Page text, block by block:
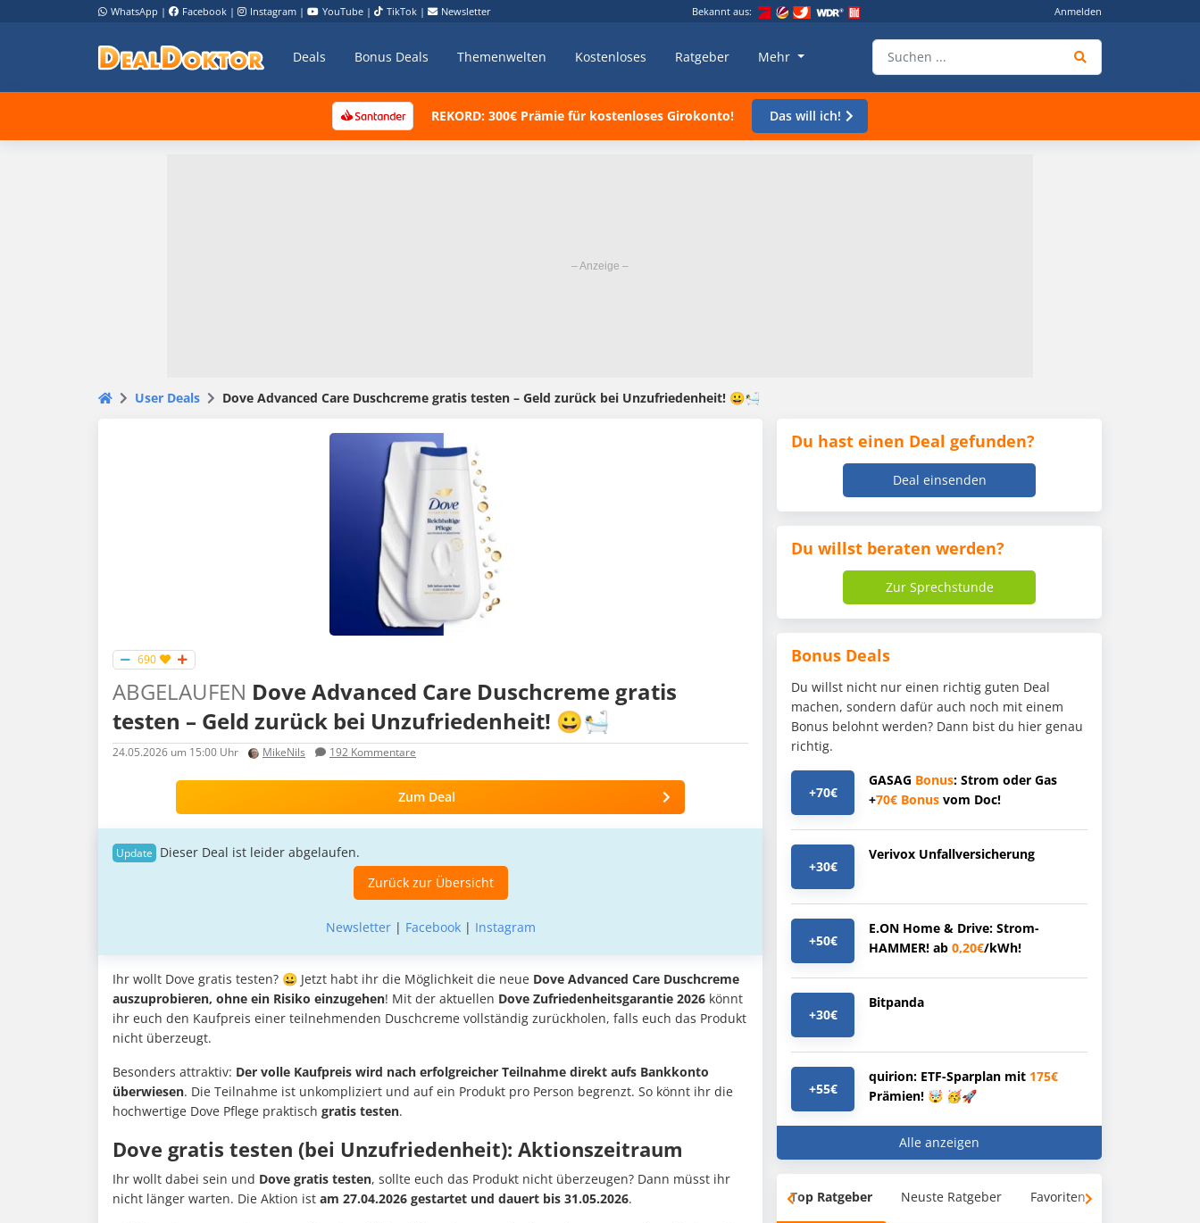
WhatsApp | Facebook | Instagram | YouTube | TikTok | Newsletter Bekannt aus: Anmelden
Deals Bonus Deals Themenwelten Kostenloses Ratgeber Mehr
REKORD: 300€ Prämie für kostenloses Girokonto! Das will ich!
User Deals Dove Advanced Care Duschcreme gratis testen – Geld zurück bei Unzufriedenheit! 😀🛀
690
ABGELAUFEN Dove Advanced Care Duschcreme gratis
testen – Geld zurück bei Unzufriedenheit! 😀🛀
24.05.2026 um 15:00 Uhr MikeNils 192 Kommentare
Zum Deal
Dieser Deal ist leider abgelaufen.
Zurück zur Übersicht
Newsletter| Facebook| Instagram
Ihr wollt Dove gratis testen? 😀 Jetzt habt ihr die Möglichkeit die neue Dove Advanced Care Duschcreme
auszuprobieren, ohne ein Risiko einzugehen! Mit der aktuellen Dove Zufriedenheitsgarantie 2026 könnt
ihr euch den Kaufpreis einer teilnehmenden Duschcreme vollständig zurückholen, falls euch das Produkt
nicht überzeugt.
Besonders attraktiv: Der volle Kaufpreis wird nach erfolgreicher Teilnahme direkt aufs Bankkonto
überwiesen. Die Teilnahme ist unkompliziert und auf ein Produkt pro Person begrenzt. So könnt ihr die
hochwertige Dove Pflege praktisch gratis testen.
Dove gratis testen (bei Unzufriedenheit): Aktionszeitraum
Ihr wollt dabei sein und Dove gratis testen, sollte euch das Produkt nicht überzeugen? Dann müsst ihr
nicht länger warten. Die Aktion ist am 27.04.2026 gestartet und dauert bis 31.05.2026.
Du hast einen Deal gefunden?
Deal einsenden
Du willst beraten werden?
Zur Sprechstunde
Bonus Deals
Du willst nicht nur einen richtig guten Deal
machen, sondern dafür auch noch mit einem
Bonus belohnt werden? Dann bist du hier genau
richtig.
+70€
GASAG Bonus: Strom oder Gas
+70€ Bonus vom Doc!
+30€
Verivox Unfallversicherung
+50€
E.ON Home & Drive: Strom-
HAMMER! ab 0,20€/kWh!
+30€
Bitpanda
+55€
quirion: ETF-Sparplan mit 175€
Prämien! 🤯 🥳🚀
Alle anzeigen
Top Ratgeber Neuste Ratgeber Favoriten